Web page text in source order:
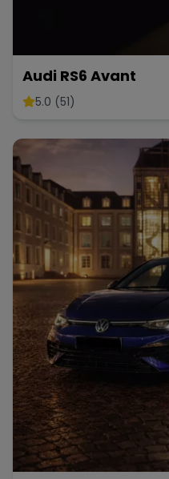
Audi RS6 Avant
5.0 (51)